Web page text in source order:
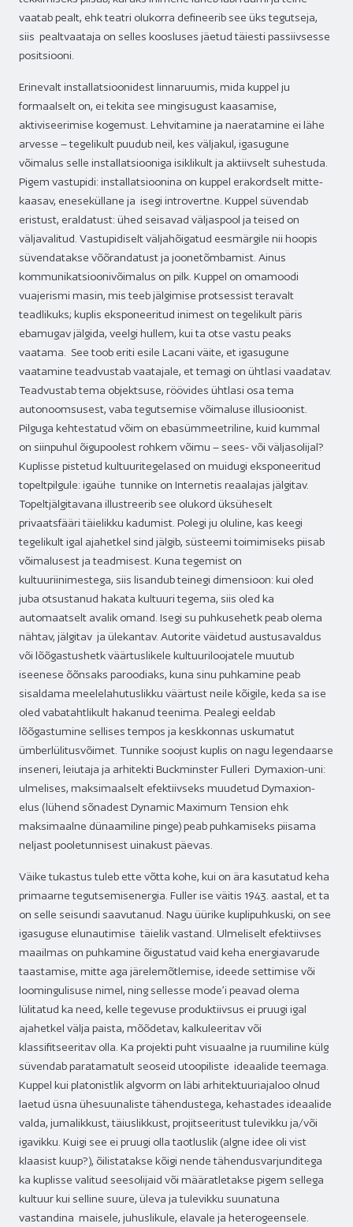
vaatab pealt, ehk teatri olukorra defineerib see üks tegutseja,
siis pealtvaataja on selles koosluses jäetud täiesti passiivsesse
positsiooni.
Erinevalt installatsioonidest linnaruumis, mida kuppel ju
formaalselt on, ei tekita see mingisugust kaasamise,
aktiviseerimise kogemust. Lehvitamine ja naeratamine ei lähe
arvesse – tegelikult puudub neil, kes väljakul, igasugune
võimalus selle installatsiooniga isiklikult ja aktiivselt suhestuda.
Pigem vastupidi: installatsioonina on kuppel erakordselt mitte-
kaasav, eneseküllane ja isegi introvertne. Kuppel süvendab
eristust, eraldatust: ühed seisavad väljaspool ja teised on
väljavalitud. Vastupidiselt väljahõigatud eesmärgile nii hoopis
süvendatakse võõrandatust ja joonetõmbamist. Ainus
kommunikatsioonivõimalus on pilk. Kuppel on omamoodi
vuajerismi masin, mis teeb jälgimise protsessist teravalt
teadlikuks; kuplis eksponeeritud inimest on tegelikult päris
ebamugav jälgida, veelgi hullem, kui ta otse vastu peaks
vaatama. See toob eriti esile Lacani väite, et igasugune
vaatamine teadvustab vaatajale, et temagi on ühtlasi vaadatav.
Teadvustab tema objektsuse, röövides ühtlasi osa tema
autonoomsusest, vaba tegutsemise võimaluse illusioonist.
Pilguga kehtestatud võim on ebasümmeetriline, kuid kummal
on siinpuhul õigupoolest rohkem võimu – sees- või väljasolijal?
Kuplisse pistetud kultuuritegelased on muidugi eksponeeritud
topeltpilgule: igaühe tunnike on Internetis reaalajas jälgitav.
Topeltjälgitavana illustreerib see olukord üksüheselt
privaatsfääri täielikku kadumist. Polegi ju oluline, kas keegi
tegelikult igal ajahetkel sind jälgib, süsteemi toimimiseks piisab
võimalusest ja teadmisest. Kuna tegemist on
kultuuriinimestega, siis lisandub teinegi dimensioon: kui oled
juba otsustanud hakata kultuuri tegema, siis oled ka
automaatselt avalik omand. Isegi su puhkusehetk peab olema
nähtav, jälgitav ja ülekantav. Autorite väidetud austusavaldus
või lõõgastushetk väärtuslikele kultuuriloojatele muutub
iseenese õõnsaks paroodiaks, kuna sinu puhkamine peab
sisaldama meelelahutuslikku väärtust neile kõigile, keda sa ise
oled vabatahtlikult hakanud teenima. Pealegi eeldab
lõõgastumine sellises tempos ja keskkonnas uskumatut
ümberlülitusvõimet. Tunnike soojust kuplis on nagu legendaarse
inseneri, leiutaja ja arhitekti Buckminster Fulleri Dymaxion-uni:
ulmelises, maksimaalselt efektiivseks muudetud Dymaxion-
elus (lühend sõnadest Dynamic Maximum Tension ehk
maksimaalne dünaamiline pinge) peab puhkamiseks piisama
neljast pooletunnisest uinakust päevas.
Väike tukastus tuleb ette võtta kohe, kui on ära kasutatud keha
primaarne tegutsemisenergia. Fuller ise väitis 1943. aastal, et ta
on selle seisundi saavutanud. Nagu üürike kuplipuhkuski, on see
igasuguse elunautimise täielik vastand. Ulmeliselt efektiivses
maailmas on puhkamine õigustatud vaid keha energiavarude
taastamise, mitte aga järelemõtlemise, ideede settimise või
loomingulisuse nimel, ning sellesse mode’i peavad olema
lülitatud ka need, kelle tegevuse produktiivsus ei pruugi igal
ajahetkel välja paista, mõõdetav, kalkuleeritav või
klassifitseeritav olla. Ka projekti puht visuaalne ja ruumiline külg
süvendab paratamatult seoseid utoopiliste ideaalide teemaga.
Kuppel kui platonistlik algvorm on läbi arhitektuuriajaloo olnud
laetud üsna ühesuunaliste tähendustega, kehastades ideaalide
valda, jumalikkust, täiuslikkust, projitseeritust tulevikku ja/või
igavikku. Kuigi see ei pruugi olla taotluslik (algne idee oli vist
klaasist kuup?), õilistatakse kõigi nende tähendusvarjunditega
ka kuplisse valitud seesolijaid või määratletakse pigem sellega
kultuur kui selline suure, üleva ja tulevikku suunatuna
vastandina maisele, juhuslikule, elavale ja heterogeensele.